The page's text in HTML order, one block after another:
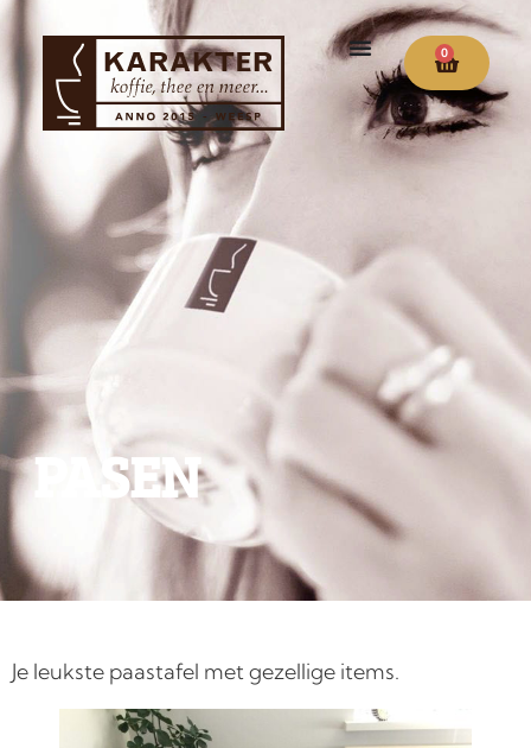
0
PASEN
Je leukste paastafel met gezellige items.